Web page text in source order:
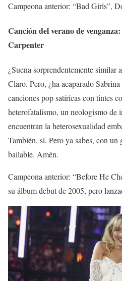
Campeona anterior: “Bad Girls”,
Canción del verano de
Carpenter
¿Suena sorprendentemente similar
Claro. Pero, ¿ha acaparado
canciones pop satíricas con tintes
heterofatalismo, un neologismo de
encuentran la heterosexualidad
También, sí. Pero ya sabes, con
bailable. Amén.
Campeona anterior: “Before He
su álbum debut de 2005, pero